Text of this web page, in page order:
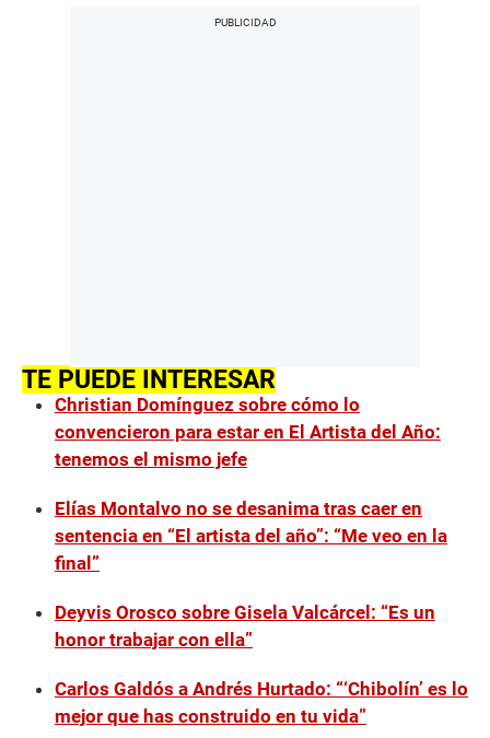
TE PUEDE INTERESAR
Christian Domínguez sobre cómo lo
convencieron para estar en El Artista del Año:
tenemos el mismo jefe
Elías Montalvo no se desanima tras caer en
sentencia en “El artista del año”: “Me veo en la
final”
Deyvis Orosco sobre Gisela Valcárcel: “Es un
honor trabajar con ella”
Carlos Galdós a Andrés Hurtado: “‘Chibolín’ es lo
mejor que has construido en tu vida”